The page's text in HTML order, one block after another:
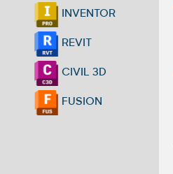
INVENTOR
REVIT
CIVIL 3D
FUSION